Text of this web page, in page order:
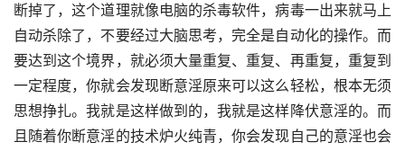
断掉了，这个道理就像电脑的杀毒软件，病毒一出来就马上
自动杀除了，不要经过大脑思考，完全是自动化的操作。而
要达到这个境界，就必须大量重复、重复、再重复，重复到
一定程度，你就会发现断意淫原来可以这么轻松，根本无须
思想挣扎。我就是这样做到的，我就是这样降伏意淫的。而
且随着你断意淫的技术炉火纯青，你会发现自己的意淫也会